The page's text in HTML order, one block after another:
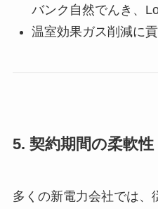
バンク自然でんき、
温室効果ガス削減に貢
5. 契約期間の柔軟性
多くの新電力会社では、